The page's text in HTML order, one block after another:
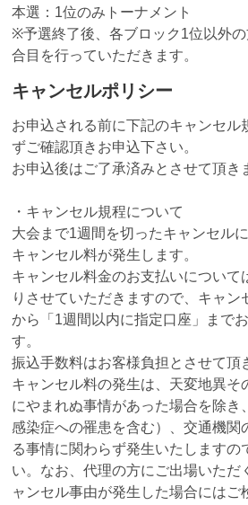
本選：1位のみトーナメント
※予選終了後、各ブロック1位以外
合目を行っていただきます。
キャンセルポリシー
お申込される前に下記のキャンセル
ずご確認頂きお申込下さい。
お申込後はご了承済みとさせて頂き
・キャンセル規程について
大会まで1週間を切ったキャンセル
キャンセル料が発生します。
キャンセル料金のお支払いについて
りさせていただきますので、キャン
から「1週間以内に指定口座」まで
す。
振込手数料はお客様負担とさせて頂
キャンセル料の発生は、天変地異そ
にやまれぬ事情があった場合を除き
感染症への罹患を含む）、交通機関
る事情に関わらず発生いたしますの
い。なお、代理の方にご出場いただ
ャンセル事由が発生した場合にはご